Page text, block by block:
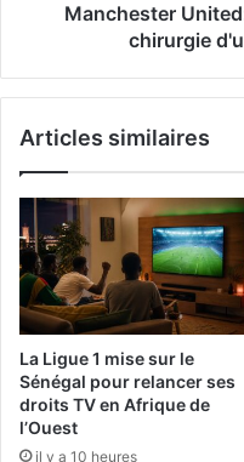
Manchester
chirurgie
Articles similaires
La Ligue 1 mise sur le
Sénégal pour relancer ses
droits TV en Afrique de
l’Ouest
il y a 10 heures